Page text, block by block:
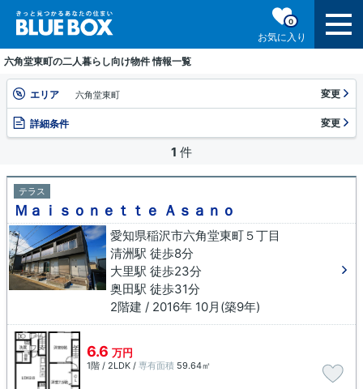
お気に入り
0
六角堂東町の二人暮らし向け物件 情報一覧
エリア 六角堂東町 変更
詳細条件 変更
1 件
テラス
Ｍａｉｓｏｎｅｔｔｅ Ａｓａｎｏ
愛知県稲沢市六角堂東町５丁目
清洲駅 徒歩8分
大里駅 徒歩23分
奥田駅 徒歩31分
2階建 / 2016年 10月(築9年)
6.6 万円
1階 / 2LDK / 専有面積 59.64㎡